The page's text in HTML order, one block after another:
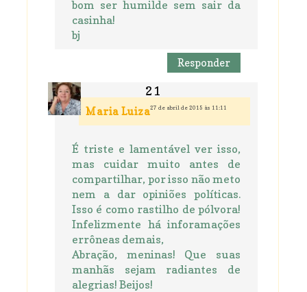
bom ser humilde sem sair da
casinha!
bj
Responder
Maria Luiza27 de abril de 2015 às 11:11
É triste e lamentável ver isso,
mas cuidar muito antes de
compartilhar, por isso não meto
nem a dar opiniões políticas.
Isso é como rastilho de pólvora!
Infelizmente há inforamações
errôneas demais,
Abração, meninas! Que suas
manhãs sejam radiantes de
alegrias! Beijos!